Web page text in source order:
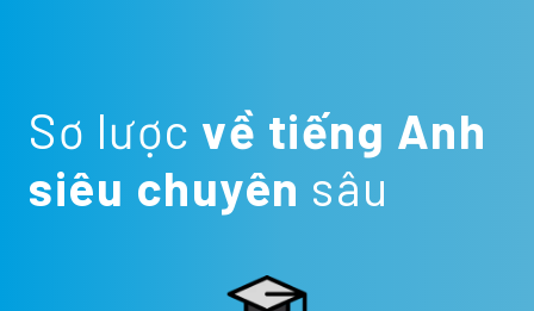
Sơ lược về tiếng Anh
siêu chuyên sâu